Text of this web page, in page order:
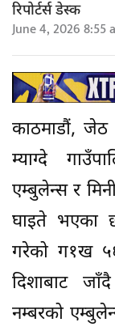
रिपोर्टर्स डेस्क
June 4, 2026 8:55
काठमाडौं, जेठ
म्याग्दे
एम्बुलेन्स र
घाइते भएका
गरेको ग१ख
दिशाबाट
नम्बरको